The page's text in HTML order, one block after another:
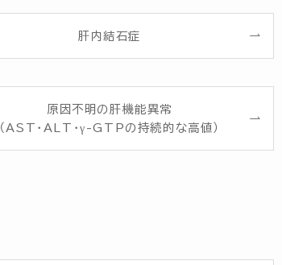
肝内結石症
原因不明の肝機能異常
（AST・ALT・γ-GTPの持続的な高値）